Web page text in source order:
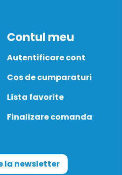
Contul meu
Autentificare cont
Cos de cumparaturi
Lista favorite
Finalizare comanda
la newsletter